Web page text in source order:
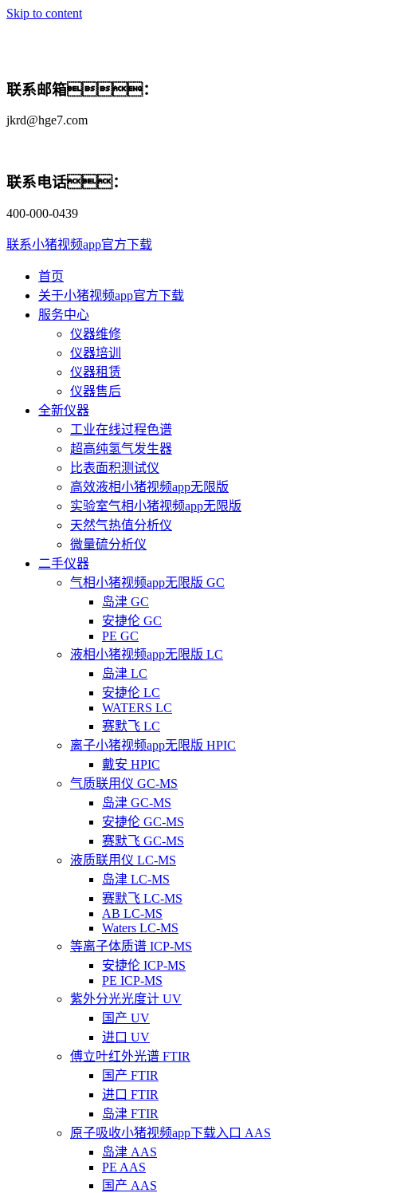
Skip to content
联系邮箱：
jkrd@hge7.com
联系电话：
400-000-0439
联系小猪视频app官方下载
首页
关于小猪视频app官方下载
服务中心
仪器维修
仪器培训
仪器租赁
仪器售后
全新仪器
工业在线过程色谱
超高纯氢气发生器
比表面积测试仪
高效液相小猪视频app无限版
实验室气相小猪视频app无限版
天然气热值分析仪
微量硫分析仪
二手仪器
气相小猪视频app无限版 GC
岛津 GC
安捷伦 GC
PE GC
液相小猪视频app无限版 LC
岛津 LC
安捷伦 LC
WATERS LC
赛默飞 LC
离子小猪视频app无限版 HPIC
戴安 HPIC
气质联用仪 GC-MS
岛津 GC-MS
安捷伦 GC-MS
赛默飞 GC-MS
液质联用仪 LC-MS
岛津 LC-MS
赛默飞 LC-MS
AB LC-MS
Waters LC-MS
等离子体质谱 ICP-MS
安捷伦 ICP-MS
PE ICP-MS
紫外分光光度计 UV
国产 UV
进口 UV
傅立叶红外光谱 FTIR
国产 FTIR
进口 FTIR
岛津 FTIR
原子吸收小猪视频app下载入口 AAS
岛津 AAS
PE AAS
国产 AAS